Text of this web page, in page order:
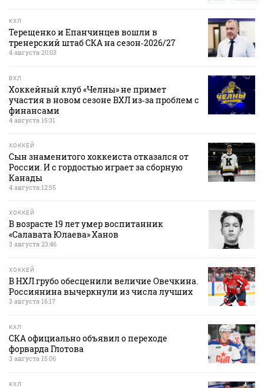
КХЛ
Терещенко и Епанчинцев вошли в
тренерский штаб СКА на сезон‑2026/27
4 августа 20:03
ВХЛ
Хоккейный клуб «Челны» не примет
участия в новом сезоне ВХЛ из‑за проблем с
финансами
4 августа 15:31
ХОККЕЙ
Сын знаменитого хоккеиста отказался от
России. И с гордостью играет за сборную
Канады
4 августа 12:55
ХОККЕЙ
В возрасте 19 лет умер воспитанник
«Салавата Юлаева» Ханов
3 августа 23:46
ХОККЕЙ
В НХЛ грубо обесценили величие Овечкина.
Россиянина вычеркнули из числа лучших
3 августа 16:17
КХЛ
СКА официально объявил о переходе
форварда Глотова
3 августа 15:06
КХЛ